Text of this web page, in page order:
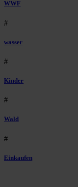
WWF
#
wasser
#
Kinder
#
Wald
#
Einkaufen